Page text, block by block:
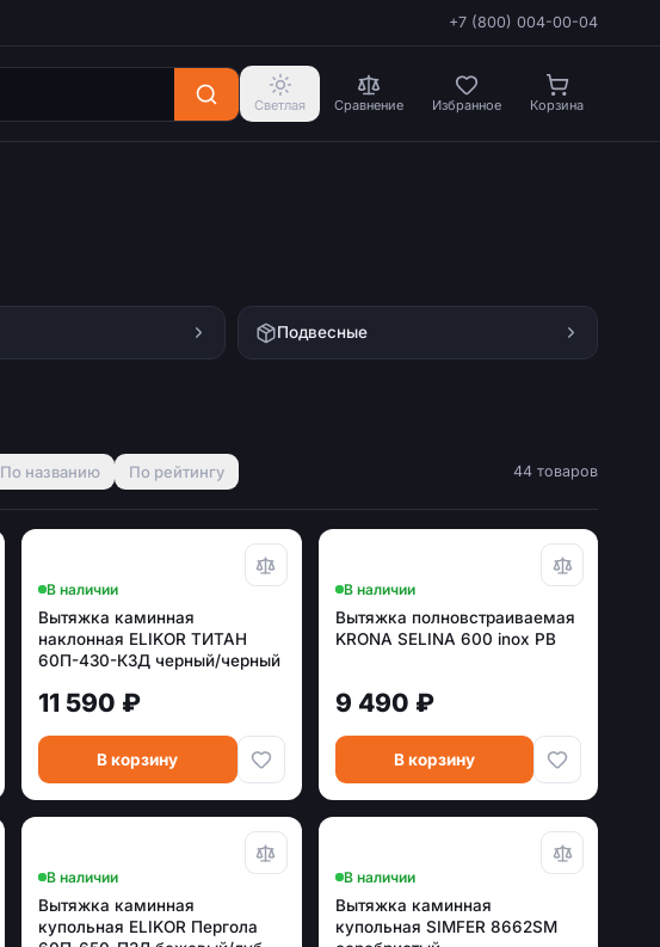
+7 (800) 004-00-04
Светлая Сравнение Избранное Корзина
Подвесные
По названию По рейтингу 44 товаров
В наличии
Вытяжка каминная
наклонная ELIKOR ТИТАН
60П-430-К3Д черный/черный
11 590 ₽
В корзину
В наличии
Вытяжка полновстраиваемая
KRONA SELINA 600 inox PB
9 490 ₽
В корзину
В наличии
Вытяжка каминная
купольная ELIKOR Пергола
В наличии
Вытяжка каминная
купольная SIMFER 8662SM